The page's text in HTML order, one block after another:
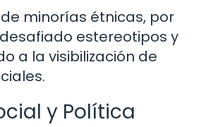
minorías étnicas, por
estereotipos y
a la visibilización de
y Política